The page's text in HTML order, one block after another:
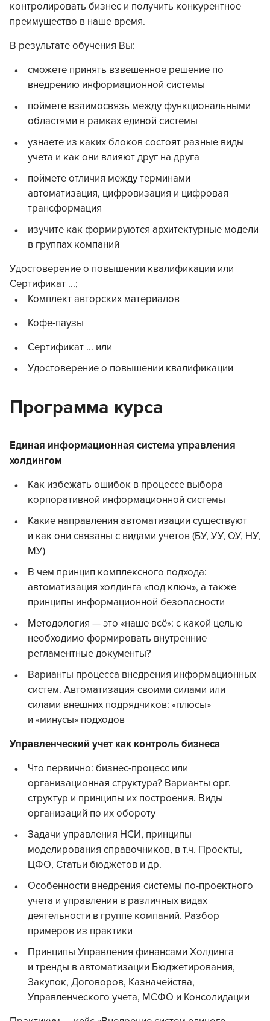
контролировать бизнес и получить конкурентное
преимущество в наше время.
В результате обучения Вы:
сможете принять взвешенное решение по
внедрению информационной системы
поймете взаимосвязь между функциональными
областями в рамках единой системы
узнаете из каких блоков состоят разные виды
учета и как они влияют друг на друга
поймете отличия между терминами
автоматизация, цифровизация и цифровая
трансформация
изучите как формируются архитектурные модели
в группах компаний
Удостоверение о повышении квалификации или
Сертификат ...;
Комплект авторских материалов
Кофе-паузы
Сертификат ... или
Удостоверение о повышении квалификации
Программа курса
Единая информационная система управления
холдингом
Как избежать ошибок в процессе выбора
корпоративной информационной системы
Какие направления автоматизации существуют
и как они связаны с видами учетов (БУ, УУ, ОУ, НУ,
МУ)
В чем принцип комплексного подхода:
автоматизация холдинга «под ключ», а также
принципы информационной безопасности
Методология — это «наше всё»: с какой целью
необходимо формировать внутренние
регламентные документы?
Варианты процесса внедрения информационных
систем. Автоматизация своими силами или
силами внешних подрядчиков: «плюсы»
и «минусы» подходов
Управленческий учет как контроль бизнеса
Что первично: бизнес-процесс или
организационная структура? Варианты орг.
структур и принципы их построения. Виды
организаций по их обороту
Задачи управления НСИ, принципы
моделирования справочников, в т.ч. Проекты,
ЦФО, Статьи бюджетов и др.
Особенности внедрения системы по-проектного
учета и управления в различных видах
деятельности в группе компаний. Разбор
примеров из практики
Принципы Управления финансами Холдинга
и тренды в автоматизации Бюджетирования,
Закупок, Договоров, Казначейства,
Управленческого учета, МСФО и Консолидации